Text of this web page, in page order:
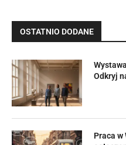
OSTATNIO DODANE
Odkryj
Praca